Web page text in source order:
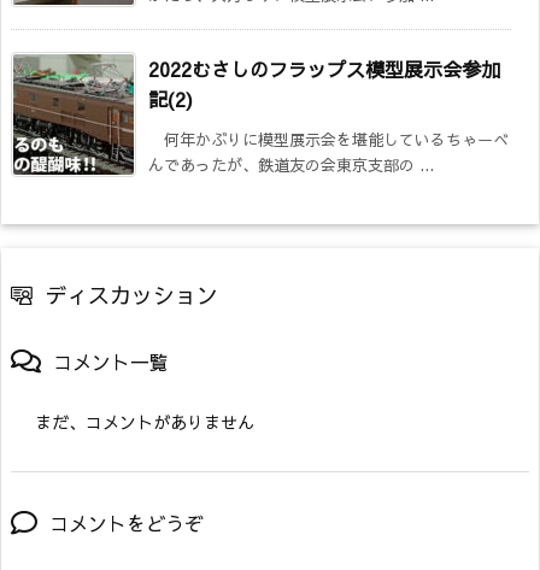
2022むさしのフラップス模型展示会参加
記(2)
何年かぶりに模型展示会を堪能しているちゃーべ
んであったが、鉄道友の会東京支部の ...
ディスカッション
コメント一覧
まだ、コメントがありません
コメントをどうぞ